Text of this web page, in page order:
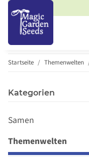
Startseite Themenwelten
Kategorien
Samen
Themenwelten